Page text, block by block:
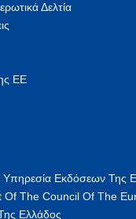
Δελτία
ΕΕ
Εκδόσεων Της
Of The Council Of The
Ελλάδος